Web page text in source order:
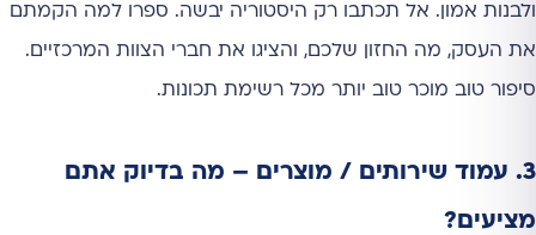
ולבנות אמון. אל תכתבו רק היסטוריה יבשה. ספרו למה הקמתם
את העסק, מה החזון שלכם, והציגו את חברי הצוות המרכזיים.
סיפור טוב מוכר טוב יותר מכל רשימת תכונות.
3. עמוד שירותים / מוצרים – מה בדיוק אתם
מציעים?